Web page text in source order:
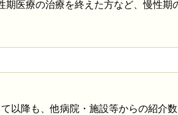
医療の治療を終えた方など、慢性期
以降も、他病院・施設等からの紹介